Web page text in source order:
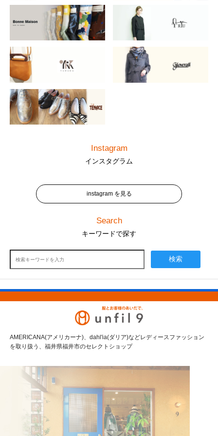
Instagram
インスタグラム
instagram を見る
Search
キーワードで探す
検索
AMERICANA(アメリカーナ)、dahl'ia(ダリア)などレディースファッション
を取り扱う、福井県福井市のセレクトショップ